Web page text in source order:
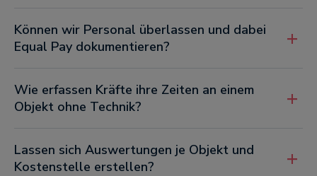
Können wir Personal überlassen und dabei
Equal Pay dokumentieren?
Wie erfassen Kräfte ihre Zeiten an einem
Objekt ohne Technik?
Lassen sich Auswertungen je Objekt und
Kostenstelle erstellen?